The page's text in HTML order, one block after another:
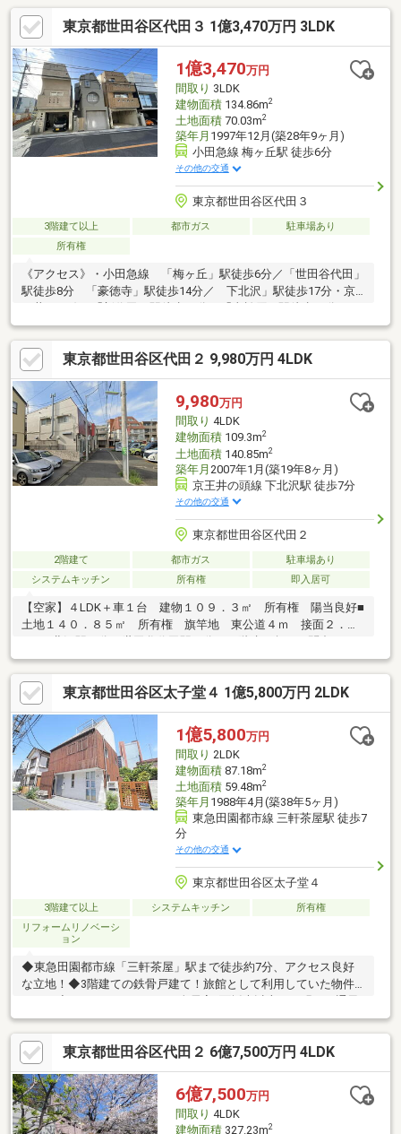
月 ： 2002年(平成14年)3月 ■2階洋室にはトップライト(天窓)■リ
フォーム歴および新規リフォームあり■各居室には大容量の収納
スペース
東京都世田谷区代田３ 1億3,470万円 3LDK
1億3,470万円
間取り 3LDK
建物面積134.86m2
土地面積70.03m2
築年月 1997年12月(築28年9ヶ月)
小田急線 梅ヶ丘駅 徒歩6分
その他の交通
東京都世田谷区代田３
3階建て以上 都市ガス
駐車場あり
所有権
《アクセス》・小田急線 「梅ヶ丘」駅徒歩6分／「世田谷代田」
駅徒歩8分 「豪徳寺」駅徒歩14分／ 下北沢」駅徒歩17分・京
「下北沢」駅徒歩16分・東急世田谷線 「山下」駅徒歩14分／
「若林」駅徒歩16分《ライフインフォメーション》◇区立山崎小
学校／ 610ｍ◇区立世田谷中学校／ 720ｍ◇羽根木公園／
400ｍ◇区立梅丘図書館／ 420ｍ◆ワイズマート 梅ヶ丘店／
420ｍ◆業務スーパー 梅ヶ丘店／ 440ｍ◆Odakyu OX 梅ヶ丘
店／ 440ｍ◆サミットストア 梅ヶ丘店／ 620ｍ
東京都世田谷区代田２ 9,980万円 4LDK
9,980万円
間取り 4LDK
建物面積109.3m2
土地面積140.85m2
築年月 2007年1月(築19年8ヶ月)
京王井の頭線 下北沢駅 徒歩7分
その他の交通
東京都世田谷区代田２
2階建て 都市ガス
駐車場あり
システムキッチン
所有権 即入居可
【空家】４LDK＋車１台 建物１０９．３㎡ 所有権 陽当良好■
土地１４０．８５㎡ 所有権 旗竿地 東公道４ｍ 接面２．４
下記にお電話くださいませ。永田工務店不動産部TEL：０４４－
５８９－８００８＝＝＝＝＝永田工務店 不動産部とは＝＝＝＝
＝（1）不動産経験豊富な社員のみ在籍。お客様のペースにあった
物件探しサポートをお約束。（2）工務店ならではの建築やリフォ
ーム知識は勿論のこと。一級建築士が常駐なので、ご希望プラン
を入れたり、建物見積もスピーディー。他社ハウスメーカー、リ
フォーム会社等もご紹介可能。
東京都世田谷区太子堂４ 1億5,800万円 2LDK
1億5,800万円
間取り 2LDK
建物面積87.18m2
土地面積59.48m2
築年月 1988年4月(築38年5ヶ月)
東急田園都市線 三軒茶屋駅 徒歩7
分
その他の交通
東京都世田谷区太子堂４
3階建て以上 システムキッチン
所有権
リフォームリノベーシ
ョン
◆東急田園都市線「三軒茶屋」駅まで徒歩約7分、アクセス良好
な立地！◆3階建ての鉄骨戸建て！旅館として利用していた物件
良好、開放感のある室内です！◆明るく風通しの良い2階ワンフ
ロアのLDK！映画鑑賞も可能なスクリーン付き！◆2025年12月に
フルリフォームを実施済み！きれいな物件となっております！◆
バルコニーは2箇所にございます！キッチンからも出入りが可能で
家事動線良好！◆家具・消防設備など譲渡、既存業者なども引き
継ぎ可能！お気軽にお問い合わせください！◆お買い物に便利な
「まいばすけっと三軒茶屋駅西店」まで徒歩約2分！
東京都世田谷区代田２ 6億7,500万円 4LDK
6億7,500万円
間取り 4LDK
建物面積327.23m2